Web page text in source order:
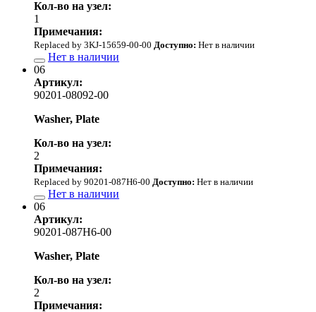
Кол-во на узел:
1
Примечания:
Replaced by 3KJ-15659-00-00 Доступно: Нет в наличии
Нет в наличии
06
Артикул:
90201-08092-00
Washer, Plate
Кол-во на узел:
2
Примечания:
Replaced by 90201-087H6-00 Доступно: Нет в наличии
Нет в наличии
06
Артикул:
90201-087H6-00
Washer, Plate
Кол-во на узел:
2
Примечания: